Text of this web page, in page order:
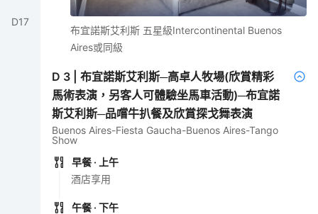
D17
布宜諾斯艾利斯 五星級Intercontinental Buenos
Aires或同級
D 3 |布宜諾斯艾利斯─高卓人牧場(欣賞精彩
馬術表演，另客人可體驗坐馬車活動)─布宜諾
斯艾利斯─品嚐牛扒餐及欣賞探戈舞表演
Buenos Aires-Fiesta Gaucha-Buenos Aires-Tango
Show
早餐 · 上午
酒店享用
午餐 · 下午